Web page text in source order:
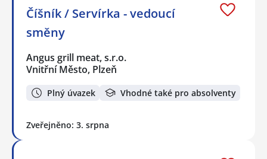
Číšník / Servírka - vedoucí
směny
Angus grill meat, s.r.o.
Vnitřní Město, Plzeň
Plný úvazek Vhodné také pro absolventy
Zveřejněno: 3. srpna